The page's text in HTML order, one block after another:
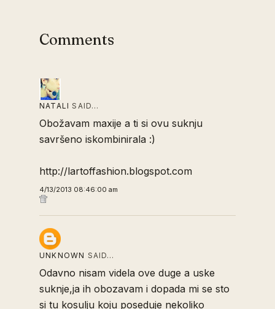
Comments
NATALI SAID…
Obožavam maxije a ti si ovu suknju
savršeno iskombinirala :)
http://lartoffashion.blogspot.com
4/13/2013 08:46:00 am
UNKNOWN SAID…
Odavno nisam videla ove duge a uske
suknje,ja ih obozavam i dopada mi se sto
si tu kosulju koju poseduje nekoliko